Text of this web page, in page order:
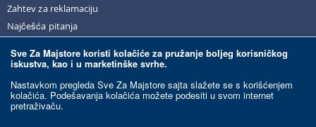
Sve Za Majstore koristi kolačiće za pružanje boljeg korisničkog
iskustva, kao i u marketinške svrhe.
Nastavkom pregleda Sve Za Majstore sajta slažete se s korišćenjem
kolačića. Podešavanja kolačića možete podesiti u svom internet
pretraživaču.
Zahtev za reklamaciju
Najčešća pitanja
Razvoj sajta: